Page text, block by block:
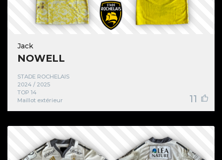
Jack
NOWELL
STADE ROCHELAIS
2024 / 2025
TOP 14
Maillot extérieur
11